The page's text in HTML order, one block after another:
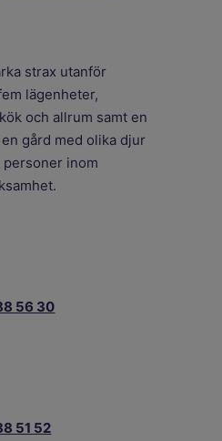
strax utanför
lägenheter,
och allrum samt en
gård med olika djur
inom
56 30
51 52